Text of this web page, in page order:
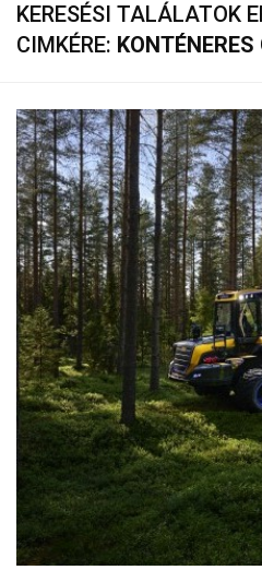
KERESÉSI TALÁLATOK
CIMKÉRE: